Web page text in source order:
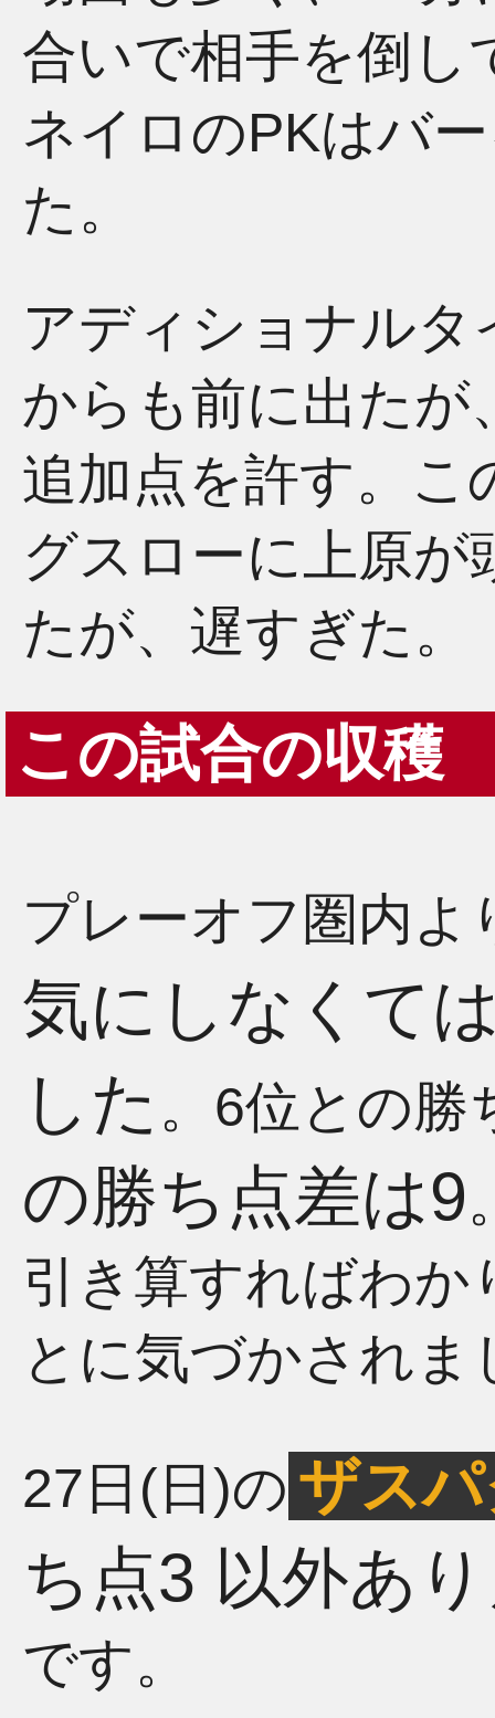
合いで相手を倒し
ネイロのPKはバ
た。
アディショナル
からも前に出たが
追加点を許す。こ
グスローに上原が
たが、遅すぎた。
この試合の収穫
プレーオフ圏内よ
気にしなくて
した 。6位との勝
の勝ち点差は9
引き算すればわ
とに気づかされま
27日(日)の ザス
ち点3 以外あ
です。